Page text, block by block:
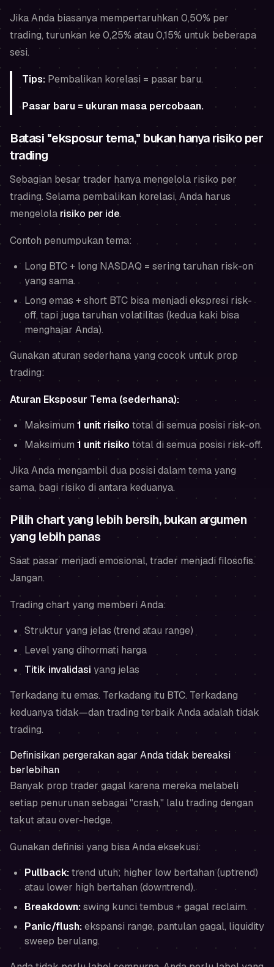
Jika Anda biasanya mempertaruhkan 0,50% per
trading, turunkan ke 0,25% atau 0,15% untuk beberapa
sesi.
Tips: Pembalikan korelasi = pasar baru.
Pasar baru = ukuran masa percobaan.
Batasi "eksposur tema," bukan hanya risiko per
trading
Sebagian besar trader hanya mengelola risiko per
trading. Selama pembalikan korelasi, Anda harus
mengelola risiko per ide.
Contoh penumpukan tema:
Long BTC + long NASDAQ = sering taruhan risk-on
yang sama.
Long emas + short BTC bisa menjadi ekspresi risk-
off, tapi juga taruhan volatilitas (kedua kaki bisa
menghajar Anda).
Gunakan aturan sederhana yang cocok untuk prop
trading:
Aturan Eksposur Tema (sederhana):
Maksimum 1 unit risikototal di semua posisi risk-on.
Maksimum 1 unit risikototal di semua posisi risk-off.
Jika Anda mengambil dua posisi dalam tema yang
sama, bagi risiko di antara keduanya.
Pilih chart yang lebih bersih, bukan argumen
yang lebih panas
Saat pasar menjadi emosional, trader menjadi filosofis.
Jangan.
Trading chart yang memberi Anda:
Struktur yang jelas (trend atau range)
Level yang dihormati harga
Titik invalidasi yang jelas
Terkadang itu emas. Terkadang itu BTC. Terkadang
keduanya tidak—dan trading terbaik Anda adalah tidak
trading.
Definisikan pergerakan agar Anda tidak bereaksi
berlebihan
Banyak prop trader gagal karena mereka melabeli
setiap penurunan sebagai "crash," lalu trading dengan
takut atau over-hedge.
Gunakan definisi yang bisa Anda eksekusi:
Pullback:trend utuh; higher low bertahan (uptrend)
atau lower high bertahan (downtrend).
Breakdown:swing kunci tembus + gagal reclaim.
Panic/flush:ekspansi range, pantulan gagal, liquidity
sweep berulang.